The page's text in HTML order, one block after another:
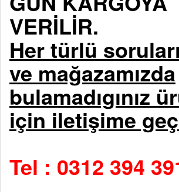
VERİLİR.
Her türlü
ve mağazamızda
bulamadıgınız
için iletişime
Tel : 0312 394